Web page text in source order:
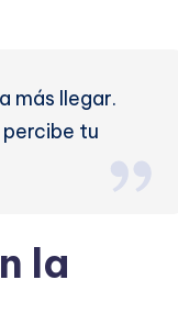
más llegar.
percibe tu
la